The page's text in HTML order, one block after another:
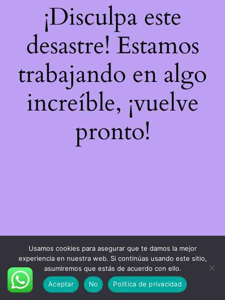
¡Disculpa este
desastre! Estamos
trabajando en algo
increíble, ¡vuelve
pronto!
Usamos cookies para asegurar que te damos la mejor
experiencia en nuestra web. Si continúas usando este sitio,
asumiremos que estás de acuerdo con ello.
Aceptar
No Política de privacidad